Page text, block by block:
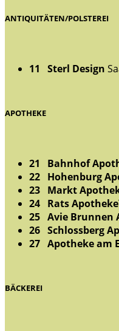
ANTIQUITÄTEN/POLSTEREI
11 Sterl Design
APOTHEKE
21 Bahnhof
22 Hohenburg
23 Markt
24 Rats Apotheke
25 Avie Brunnen
26 Schlossberg
27 Apotheke am
BÄCKEREI